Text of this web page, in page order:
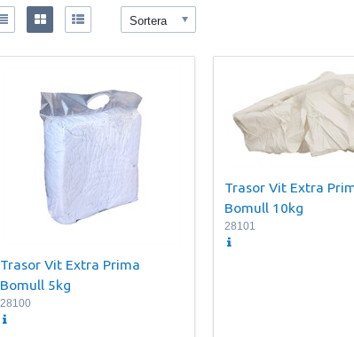
Sortera
Trasor Vit Extra Prima
Bomull 5kg
28100
Trasor Vit Extra
Bomull 10kg
28101